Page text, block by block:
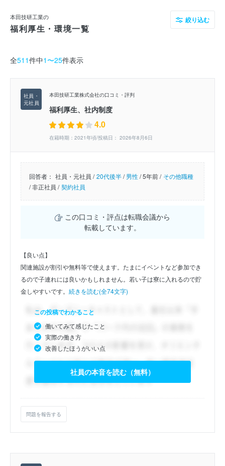
本田技研工業の
福利厚生・環境一覧
絞り込む
全511件中1〜25件表示
本田技研工業株式会社の口コミ・評判
福利厚生、社内制度
4.0
在籍時期：2021年頃/投稿日： 2026年8月6日
回答者： 社員・元社員 / 20代後半/男性/5年前 / その他職種
/非正社員 / 契約社員
この口コミ・評点は転職会議から
転載しています。
【良い点】
関連施設が割引や無料等で使えます。たまにイベントなど参加でき
るので子連れには良いかもしれません。若い子は寮に入れるので貯
金しやすいです。 続きを読む(全74文字)
この投稿でわかること
働いてみて感じたこと
実際の働き方
改善したほうがいい点
社員の本音を読む（無料）
問題を報告する